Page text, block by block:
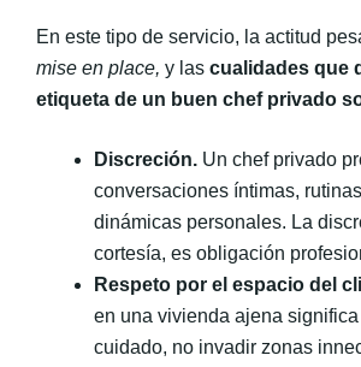
En este tipo de servicio, la actitud
mise en place, y las cualidades que
etiqueta de un buen chef privado
Discreción. Un chef privado
conversaciones íntimas,
dinámicas personales. La
cortesía, es obligación
Respeto por el espacio del
en una vivienda ajena
cuidado, no invadir zonas